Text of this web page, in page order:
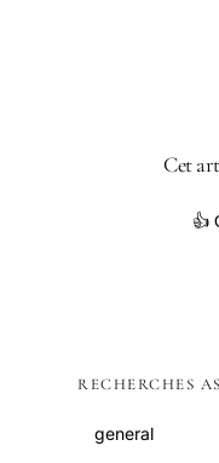
Cet
👍
RECHERCHES
general